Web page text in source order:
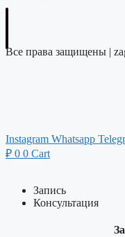
Все права защищены |
Instagram Whatsapp
₽ 0 0 Cart
Запись
Консультация